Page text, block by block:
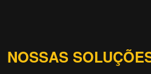
NOSSAS